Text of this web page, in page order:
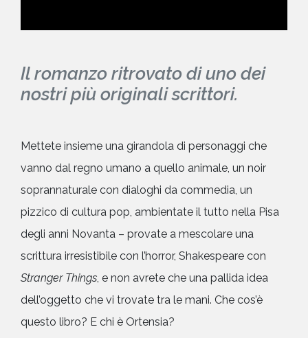
Il romanzo ritrovato di uno dei
nostri più originali scrittori.
Mettete insieme una girandola di personaggi che
vanno dal regno umano a quello animale, un noir
soprannaturale con dialoghi da commedia, un
pizzico di cultura pop, ambientate il tutto nella Pisa
degli anni Novanta – provate a mescolare una
scrittura irresistibile con l’horror, Shakespeare con
Stranger Things , e non avrete che una pallida idea
dell’oggetto che vi trovate tra le mani. Che cos’è
questo libro? E chi è Ortensia?